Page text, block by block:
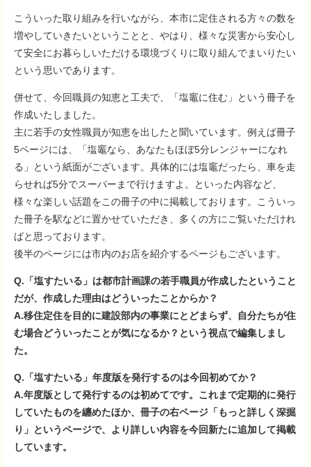
こういった取り組みを行いながら、本市に定住される方々の数を
増やしていきたいということと、やはり、様々な災害から安心し
て安全にお暮らしいただける環境づくりに取り組んでまいりたい
という思いであります。
併せて、今回職員の知恵と工夫で、「塩竈に住む」という冊子を
作成いたしました。
主に若手の女性職員が知恵を出したと聞いています。例えば冊子
5ページには、「塩竈なら、あなたもほぼ5分レンジャーになれ
る」という紙面がございます。具体的には塩竈だったら、車を走
らせれば5分でスーパーまで行けますよ。といった内容など、
様々な楽しい話題をこの冊子の中に掲載しております。こういっ
た冊子を駅などに置かせていただき、多くの方にご覧いただけれ
ばと思っております。
後半のページには市内のお店を紹介するページもございます。
Q.「塩すたいる」は都市計画課の若手職員が作成したということ
だが、作成した理由はどういったことからか？
A.移住定住を目的に建設部内の事業にとどまらず、自分たちが住
む場合どういったことが気になるか？という視点で編集しまし
た。
Q.「塩すたいる」年度版を発行するのは今回初めてか？
A.年度版として発行するのは初めてです。これまで定期的に発行
していたものを纏めたほか、冊子の右ページ「もっと詳しく深掘
り」というページで、より詳しい内容を今回新たに追加して掲載
しています。